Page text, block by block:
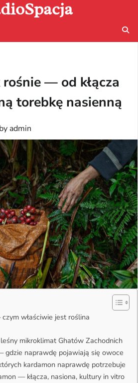
— od kłącza
torebkę nasienną
by admin
właściwie jest roślina
mikroklimat Ghatów Zachodnich
gdzie naprawdę pojawiają się owoce
kardamon naprawdę potrzebuje
— kłącza, nasiona, kultury in vitro